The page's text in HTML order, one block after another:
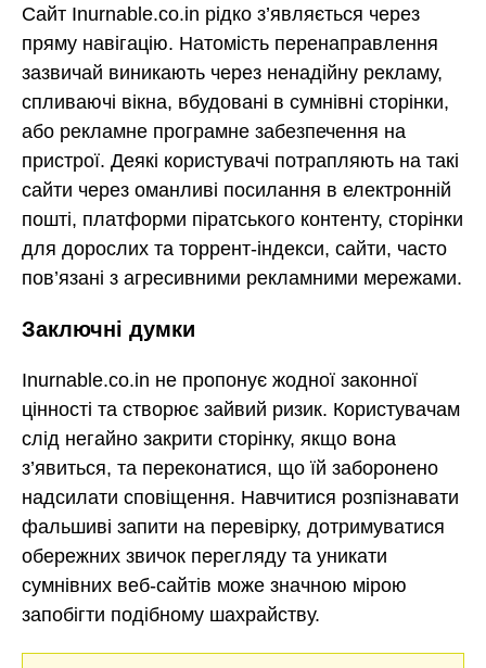
Сайт Inurnable.co.in рідко з’являється через
пряму навігацію. Натомість перенаправлення
зазвичай виникають через ненадійну рекламу,
спливаючі вікна, вбудовані в сумнівні сторінки,
або рекламне програмне забезпечення на
пристрої. Деякі користувачі потрапляють на такі
сайти через оманливі посилання в електронній
пошті, платформи піратського контенту, сторінки
для дорослих та торрент-індекси, сайти, часто
пов’язані з агресивними рекламними мережами.
Заключні думки
Inurnable.co.in не пропонує жодної законної
цінності та створює зайвий ризик. Користувачам
слід негайно закрити сторінку, якщо вона
з’явиться, та переконатися, що їй заборонено
надсилати сповіщення. Навчитися розпізнавати
фальшиві запити на перевірку, дотримуватися
обережних звичок перегляду та уникати
сумнівних веб-сайтів може значною мірою
запобігти подібному шахрайству.